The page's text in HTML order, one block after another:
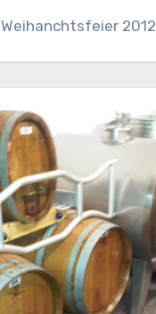
Weihanchtsfeier 2012